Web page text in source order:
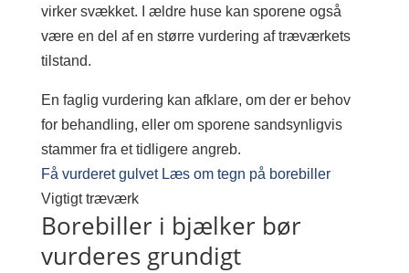
virker svækket. I ældre huse kan sporene også
være en del af en større vurdering af træværkets
tilstand.
En faglig vurdering kan afklare, om der er behov
for behandling, eller om sporene sandsynligvis
stammer fra et tidligere angreb.
Få vurderet gulvet Læs om tegn på borebiller
Vigtigt træværk
Borebiller i bjælker bør
vurderes grundigt